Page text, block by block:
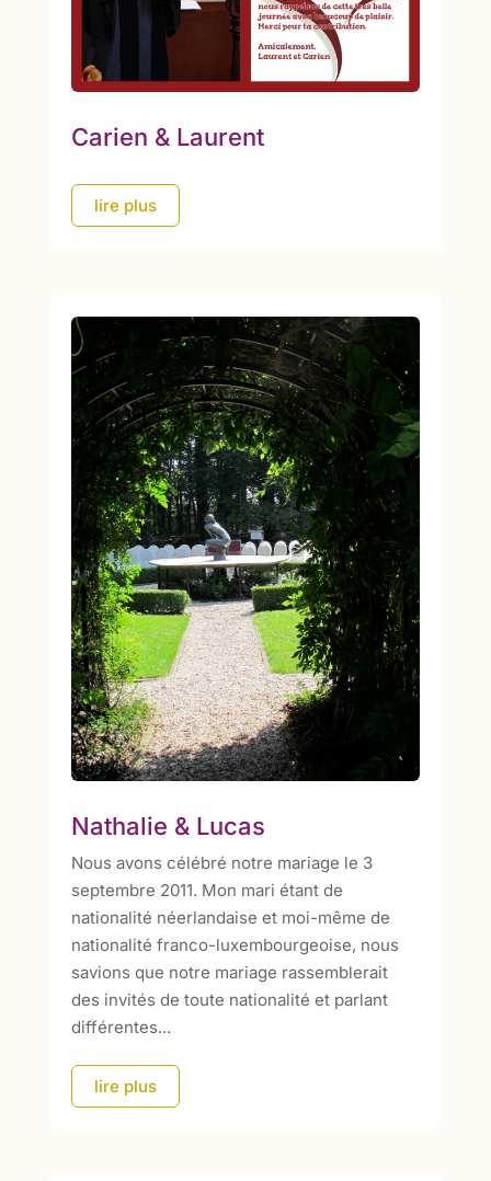
Carien & Laurent
lire plus
Nathalie & Lucas
Nous avons célébré notre mariage le 3
septembre 2011. Mon mari étant de
nationalité néerlandaise et moi-même de
nationalité franco-luxembourgeoise, nous
savions que notre mariage rassemblerait
des invités de toute nationalité et parlant
différentes...
lire plus